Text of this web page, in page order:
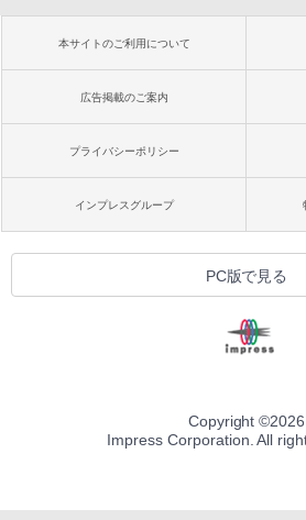
本サイトのご利用について
広告掲載のご案内
プライバシーポリシー
インプレスグループ
PC版で見る
Copyright ©2026
Impress Corporation. All